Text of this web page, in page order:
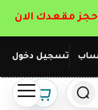
تسجيل دخول